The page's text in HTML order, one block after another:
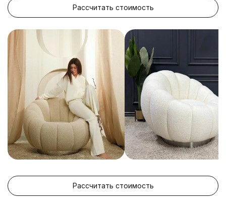
Рассчитать стоимость
Рассчитать стоимость